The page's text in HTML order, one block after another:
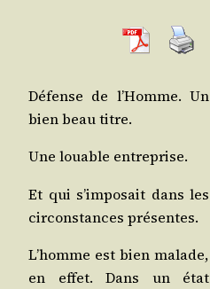
Défense de l’Homme. Un
bien beau titre.
Une louable entreprise.
Et qui s’im­po­sait dans les
cir­cons­tances présentes.
L’homme est bien malade,
en effet. Dans un état